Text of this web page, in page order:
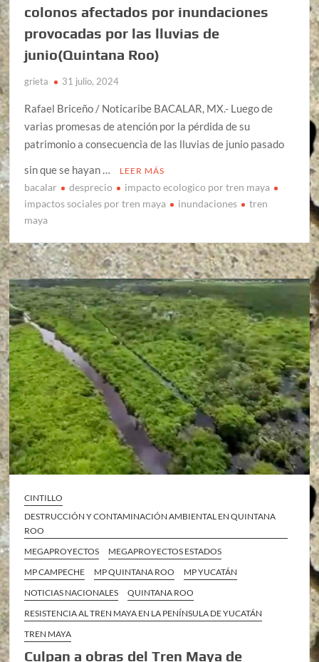
colonos afectados por inundaciones
provocadas por las lluvias de
junio(Quintana Roo)
grieta 31 julio, 2024
Rafael Briceño / Noticaribe BACALAR, MX.- Luego de
varias promesas de atención por la pérdida de su
patrimonio a consecuencia de las lluvias de junio pasado
sin que se hayan …
LEER MÁS
bacalar desprecio
impacto ecologico por tren maya
impactos sociales por tren maya
inundaciones
tren
maya
CINTILLO
DESTRUCCIÓN Y CONTAMINACIÓN AMBIENTAL EN QUINTANA
ROO
MEGAPROYECTOS
MEGAPROYECTOS ESTADOS
MP CAMPECHE
MP QUINTANA ROO
MP YUCATÁN
NOTICIAS NACIONALES
QUINTANA ROO
RESISTENCIA AL TREN MAYA EN LA PENÍNSULA DE YUCATÁN
TREN MAYA
Culpan a obras del Tren Maya de